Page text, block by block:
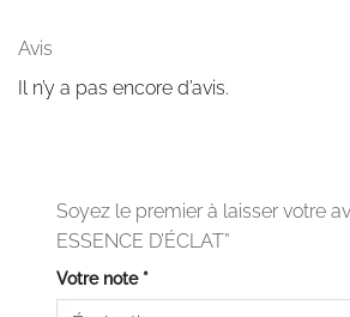
Avis
Il n’y a pas encore d’avis.
Soyez le premier à laisser votre
ESSENCE D’ÉCLAT”
Votre note *